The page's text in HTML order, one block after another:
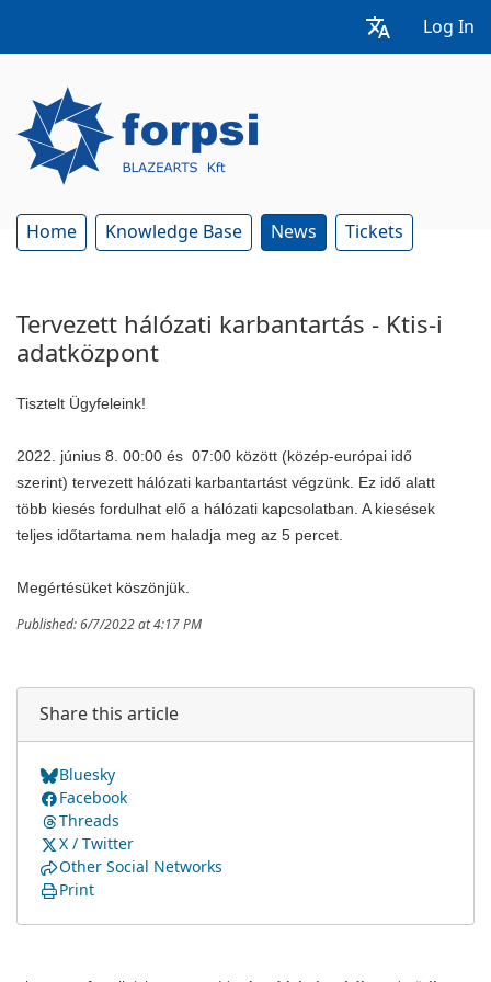
Log In
Home Knowledge Base News Tickets
Tervezett hálózati karbantartás - Ktis-i
adatközpont
Tisztelt Ügyfeleink!
2022. június 8. 00:00 és 07:00 között (közép-európai idő
szerint) tervezett hálózati karbantartást végzünk Ez idő alatt
több kiesés fordulhat elő a hálózati kapcsolatban. A kiesések
teljes időtartama nem haladja meg az 5 percet.
Megértésüket köszönjük.
Published: 6/7/2022 at 4:17 PM
Share this article
Bluesky
Facebook
Threads
X / Twitter
Other Social Networks
Print